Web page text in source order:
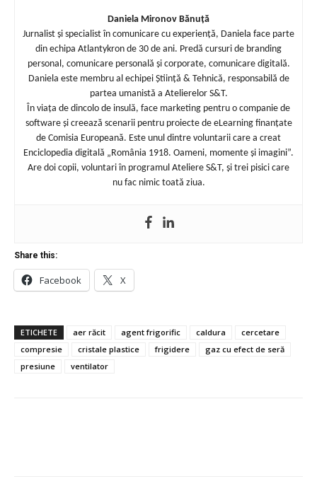
Daniela Mironov Bănuță
Jurnalist și specialist în comunicare cu experiență, Daniela face parte
din echipa Atlantykron de 30 de ani. Predă cursuri de branding
personal, comunicare personală și corporate, comunicare digitală.
Daniela este membru al echipei Știință & Tehnică, responsabilă de
partea umanistă a Atelierelor S&T.
În viața de dincolo de insulă, face marketing pentru o companie de
software și creează scenarii pentru proiecte de eLearning finanțate
de Comisia Europeană. Este unul dintre voluntarii care a creat
Enciclopedia digitală „România 1918. Oameni, momente și imagini”.
Are doi copii, voluntari în programul Ateliere S&T, și trei pisici care
nu fac nimic toată ziua.
Share this:
Facebook X
ETICHETE aer răcit agent frigorific caldura
cercetare
compresie
cristale plastice frigidere
gaz cu efect de seră
presiune
ventilator